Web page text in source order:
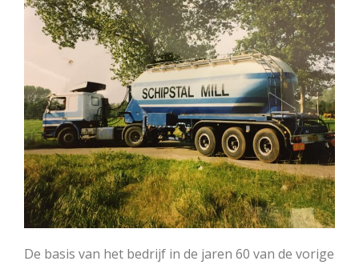
De basis van het bedrijf in de jaren 60 van de vorige